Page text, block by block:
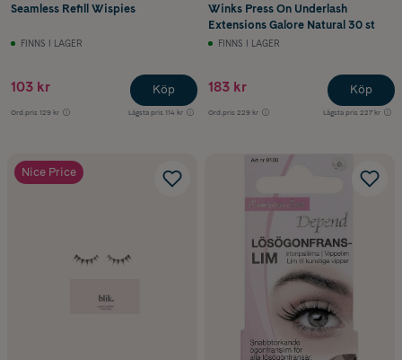
Seamless Refill Wispies
FINNS I LAGER
103 kr
Ord.pris 129 kr Lägsta pris 114 kr
Köp
Winks Press On Underlash
Extensions Galore Natural 30 st
FINNS I LAGER
183 kr
Ord.pris 229 kr Lägsta pris 227 kr
Köp
Nice Price